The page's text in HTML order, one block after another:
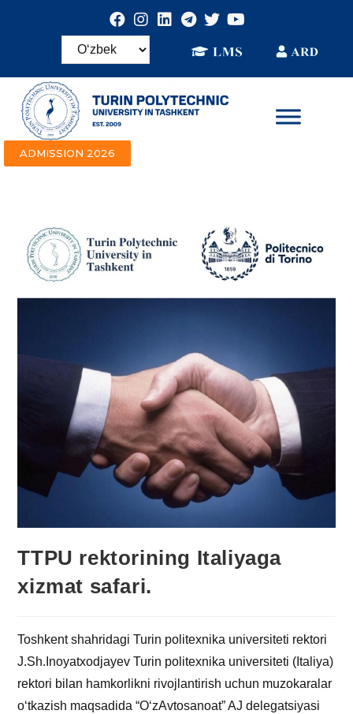
ADMISSION 2026
TTPU rektorining Italiyaga
xizmat safari.
Toshkent shahridagi Turin politexnika universiteti rektori
J.Sh.Inoyatxodjayev Turin politexnika universiteti (Italiya)
rektori bilan hamkorlikni rivojlantirish uchun muzokaralar
o‘tkazish maqsadida “O‘zAvtosanoat” AJ delegatsiyasi